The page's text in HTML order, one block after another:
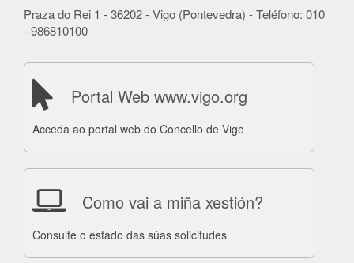
Praza do Rei 1 - 36202 - Vigo (Pontevedra) - Teléfono: 010
- 986810100
Portal Web www.vigo.org
Acceda ao portal web do Concello de Vigo
Como vai a miña xestión?
Consulte o estado das súas solicitudes